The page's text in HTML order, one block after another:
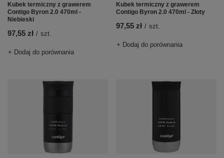
Kubek termiczny z grawerem
Contigo Byron 2.0 470ml -
Niebieski
97,55 zł / szt.
+ Dodaj do porównania
Kubek termiczny z grawerem
Contigo Byron 2.0 470ml - Złoty
97,55 zł / szt.
+ Dodaj do porównania